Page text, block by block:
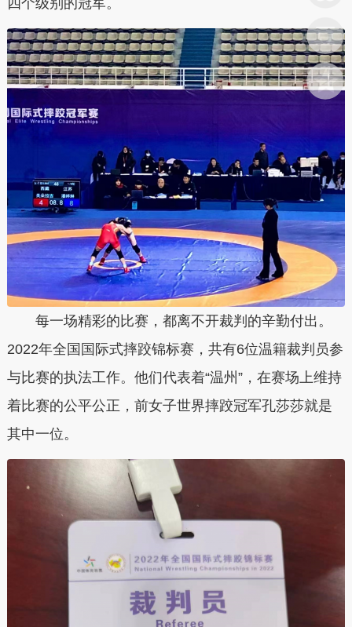
四个级别的冠军。
每一场精彩的比赛，都离不开裁判的辛勤付出。
2022年全国国际式摔跤锦标赛，共有6位温籍裁判员参
与比赛的执法工作。他们代表着“温州”，在赛场上维持
着比赛的公平公正，前女子世界摔跤冠军孔莎莎就是
其中一位。